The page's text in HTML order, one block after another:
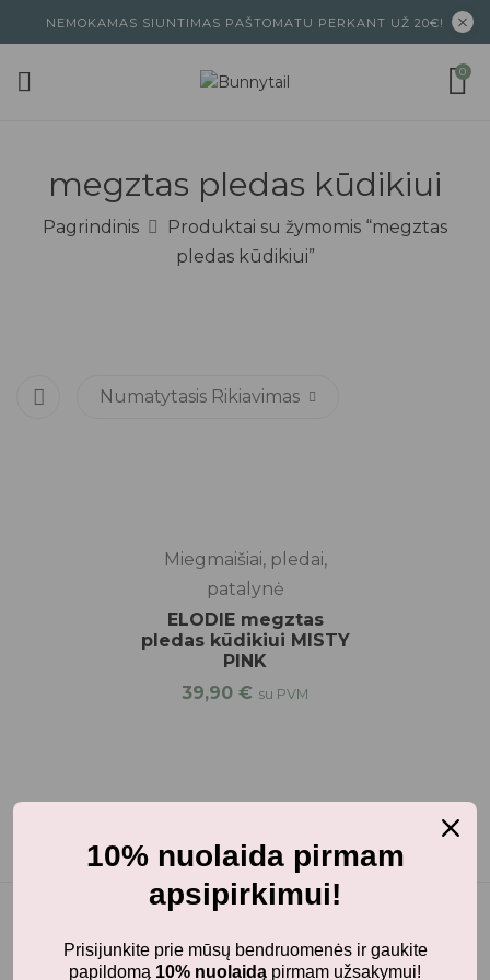
NEMOKAMAS SIUNTIMAS PAŠTOMATU PERKANT UŽ 20€!
0
megztas pledas kūdikiui
Pagrindinis
Produktai su žymomis “megztas
pledas kūdikiui”
Numatytasis Rikiavimas
Miegmaišiai, pledai,
patalynė
ELODIE megztas
pledas kūdikiui MISTY
PINK
39,90 € su PVM
10% nuolaida pirmam
apsipirkimui!
Prisijunkite prie mūsų bendruomenės ir gaukite
papildomą 10% nuolaidą pirmam užsakymui!